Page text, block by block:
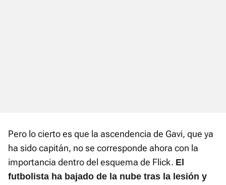
Pero lo cierto es que la ascendencia de Gavi, que ya
ha sido capitán, no se corresponde ahora con la
importancia dentro del esquema de Flick. El
futbolista ha bajado de la nube tras la lesión y